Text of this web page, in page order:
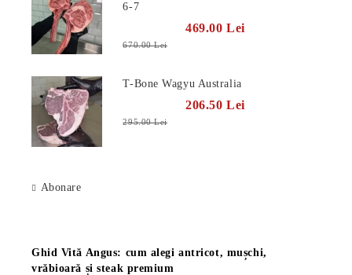
6-7
469.00 Lei
670.00 Lei
T-Bone Wagyu Australia
206.50 Lei
295.00 Lei
Abonare
Ghid Vită Angus: cum alegi antricot, mușchi,
vrăbioară și steak premium